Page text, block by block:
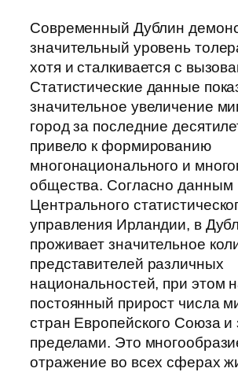
Современный Дублин
значительный уровень
хотя и сталкивается с
Статистические данные
значительное увеличение
город за последние
привело к формированию
многонационального и
общества. Согласно данным
Центрального
управления Ирландии, в
проживает значительное
представителей различных
национальностей, при этом
постоянный прирост числа
стран Европейского Союза и
пределами. Это
отражение во всех сферах